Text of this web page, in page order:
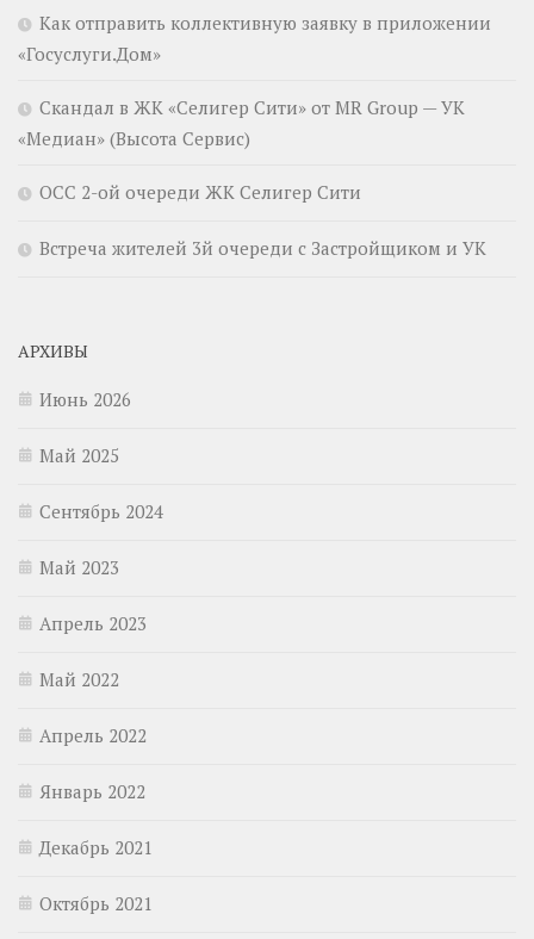
Как отправить коллективную заявку в приложении
«Госуслуги.Дом»
Скандал в ЖК «Селигер Сити» от MR Group — УК
«Медиан» (Высота Сервис)
ОСС 2-ой очереди ЖК Селигер Сити
Встреча жителей 3й очереди с Застройщиком и УК
АРХИВЫ
Июнь 2026
Май 2025
Сентябрь 2024
Май 2023
Апрель 2023
Май 2022
Апрель 2022
Январь 2022
Декабрь 2021
Октябрь 2021